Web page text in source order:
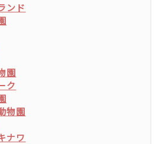
ンド
園
ク
物園
ナワ